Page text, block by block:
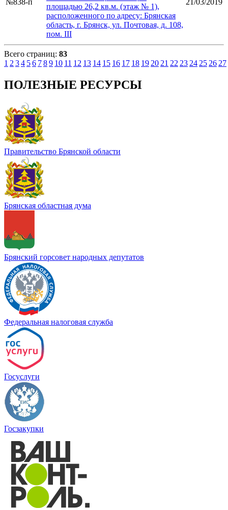
№838-п
площадью 26,2 кв.м. (этаж № 1),
расположенного по адресу: Брянская
область, г. Брянск, ул. Почтовая, д. 108,
пом. III
21/03/2019
Всего страниц: 83
1 234 56 789 10 11 12 13 14 15 16 17 18 192021 222324252627
ПОЛЕЗНЫЕ РЕСУРСЫ
Правительство Брянской области
Брянская областная дума
Брянский горсовет народных депутатов
Федеральная налоговая служба
Госуслуги
Госзакупки